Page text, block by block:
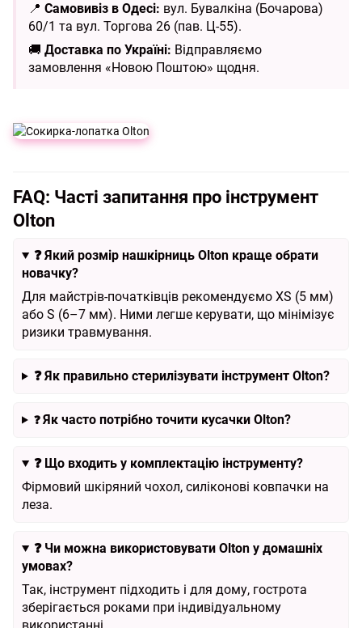
📍 Самовивіз в Одесі: вул. Бувалкіна (Бочарова)
60/1 та вул. Торгова 26 (пав. Ц-55).
🚚 Доставка по Україні: Відправляємо
замовлення «Новою Поштою» щодня.
FAQ: Часті запитання про інструмент
Olton
❓ Який розмір нашкірниць Olton краще обрати
новачку?
Для майстрів-початківців рекомендуємо XS (5 мм)
або S (6–7 мм). Ними легше керувати, що мінімізує
ризики травмування.
❓ Як правильно стерилізувати інструмент Olton?
❓Як часто потрібно точити кусачки Olton?
❓ Що входить у комплектацію інструменту?
Фірмовий шкіряний чохол, силіконові ковпачки на
леза.
❓ Чи можна використовувати Olton у домашніх
умовах?
Так, інструмент підходить і для дому, гострота
зберігається роками при індивідуальному
використанні.